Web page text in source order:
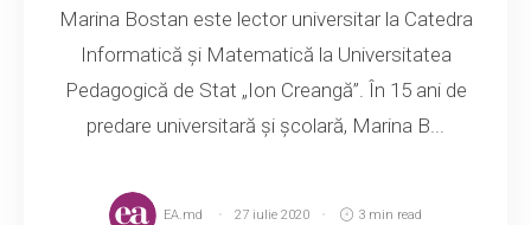
Marina Bostan este lector universitar la Catedra
Informatică și Matematică la Universitatea
Pedagogică de Stat „Ion Creangă”. În 15 ani de
predare universitară și școlară, Marina B...
EA.md 27 iulie 2020 3 min read